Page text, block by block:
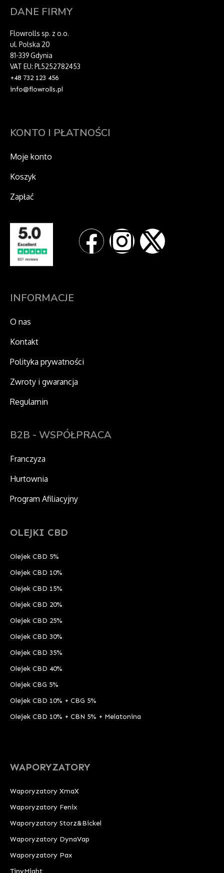
DANE FIRMY
Flowrolls sp. z o.o.
ul. Polska 20
81-339 Gdynia
VAT EU: PL5252782453
+48 732 123 456
info@flowrolls.pl
KONTO I PŁATNOŚCI
Moje konto
Koszyk
Zapłać
F
a
I
n
X
-
INFORMACJE
O nas
Kontakt
Polityka prywatności
Zwroty i gwarancja
Regulamin
B2B - WSPÓŁPRACA
Franczyza
Hurtownia
Program Afiliacyjny
OLEJKI CBD
Olejek CBD 5%
Olejek CBD 10%
Olejek CBD 15%
Olejek CBD 20%
Olejek CBD 25%
Olejek CBD 30%
Olejek CBD 35%
Olejek CBD 40%
Olejek CBG 5%
Olejek CBD 10% + CBG 5%
Olejek CBD 10% + CBN 5% + Melatonina
WAPORYZATORY
Waporyzatory XmaX
Waporyzatory Fenix
Waporyzatory Storz&Bickel
Waporyzatory DynaVap
Waporyzatory Pax